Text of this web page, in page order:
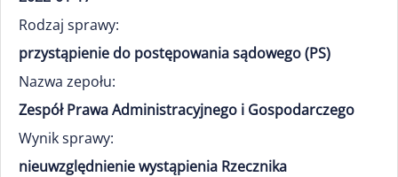
Rodzaj sprawy:
przystąpienie do postępowania sądowego (PS)
Nazwa zepołu:
Zespół Prawa Administracyjnego i Gospodarczego
Wynik sprawy:
nieuwzględnienie wystąpienia Rzecznika